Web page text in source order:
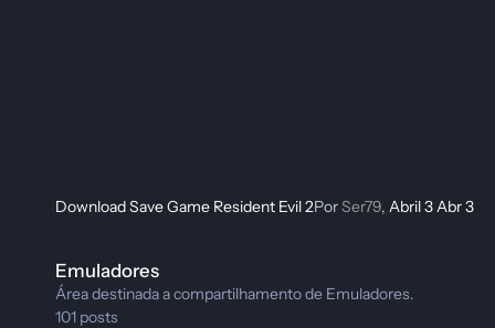
Download Save Game Resident Evil 2PorSer79,Abril 3Abr 3
Emuladores
Área destinada a compartilhamento de Emuladores.
101 posts